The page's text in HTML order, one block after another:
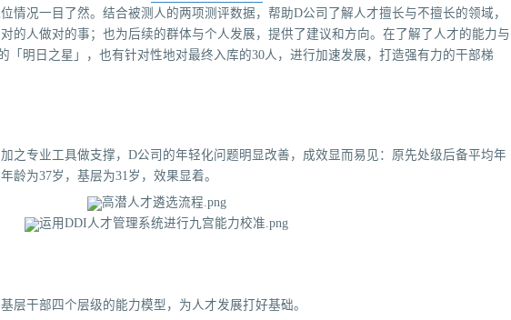
情况一目了然。结合被测人的两项测评数据，帮助D公司了解人才擅长与不擅长的领域，
的人做对的事；也为后续的群体与个人发展，提供了建议和方向。在了解了人才的能力与
「明日之星」，也有针对性地对最终入库的30人，进行加速发展，打造强有力的干部梯
之专业工具做支撑，D公司的年轻化问题明显改善，成效显而易见：原先处级后备平均年
龄为37岁，基层为31岁，效果显着。
层干部四个层级的能力模型，为人才发展打好基础。